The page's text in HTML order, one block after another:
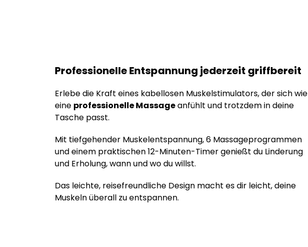
Professionelle Entspannung jederzeit griffbereit
Erlebe die Kraft eines kabellosen Muskelstimulators, der sich wie
eine professionelle Massageanfühlt und trotzdem in deine
Tasche passt.
Mit tiefgehender Muskelentspannung, 6 Massageprogrammen
und einem praktischen 12-Minuten-Timer genießt du Linderung
und Erholung, wann und wo du willst.
Das leichte, reisefreundliche Design macht es dir leicht, deine
Muskeln überall zu entspannen.